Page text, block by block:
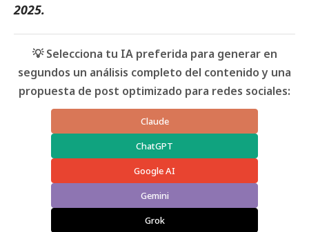
2025.
💡 Selecciona tu IA preferida para generar en
segundos un análisis completo del contenido y una
propuesta de post optimizado para redes sociales:
Claude
ChatGPT
Google AI
Gemini
Grok